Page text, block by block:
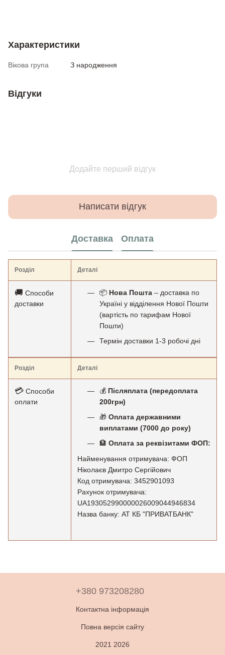
Характеристики
Вікова група З народження
Відгуки
Додайте перший відгук
Написати відгук
Доставка Оплата
Розділ Деталі
🚚 Способи
доставки
📦 Нова Пошта – доставка по
Україні у відділення Нової Пошти
(вартість по тарифам Нової
Пошти)
Термін доставки 1-3 робочі дні
Розділ Деталі
💳 Способи
оплати
💰 Післяплата (передоплата
200грн)
🎁 Оплата державними
виплатами (7000 до року)
🏦 Оплата за реквізитами ФОП:
Найменування отримувача: ФОП
Ніколаєв Дмитро Сергійович
Код отримувача: 3452901093
Рахунок отримувача:
UA193052990000026009044946834
Назва банку: АТ КБ "ПРИВАТБАНК"
+380 973208280
Контактна інформація
Повна версія сайту
2021 2026